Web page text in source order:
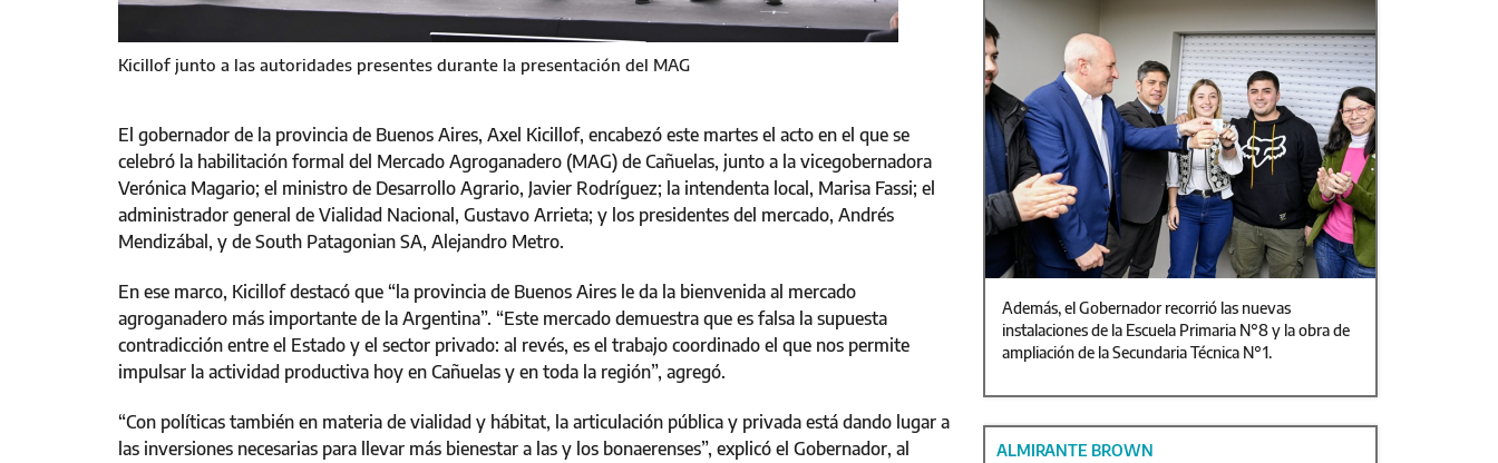
Kicillof junto a las autoridades presentes durante la presentación del MAG
El gobernador de la provincia de Buenos Aires, Axel Kicillof, encabezó este martes el acto en el que se
celebró la habilitación formal del Mercado Agroganadero (MAG) de Cañuelas, junto a la vicegobernadora
Verónica Magario; el ministro de Desarrollo Agrario, Javier Rodríguez; la intendenta local, Marisa Fassi; el
administrador general de Vialidad Nacional, Gustavo Arrieta; y los presidentes del mercado, Andrés
Mendizábal, y de South Patagonian SA, Alejandro Metro.
En ese marco, Kicillof destacó que “la provincia de Buenos Aires le da la bienvenida al mercado
agroganadero más importante de la Argentina”. “Este mercado demuestra que es falsa la supuesta
contradicción entre el Estado y el sector privado: al revés, es el trabajo coordinado el que nos permite
impulsar la actividad productiva hoy en Cañuelas y en toda la región”, agregó.
“Con políticas también en materia de vialidad y hábitat, la articulación pública y privada está dando lugar a
las inversiones necesarias para llevar más bienestar a las y los bonaerenses”, explicó el Gobernador, al
Además, el Gobernador recorrió las nuevas
instalaciones de la Escuela Primaria N°8 y la obra de
ampliación de la Secundaria Técnica N°1.
ALMIRANTE BROWN